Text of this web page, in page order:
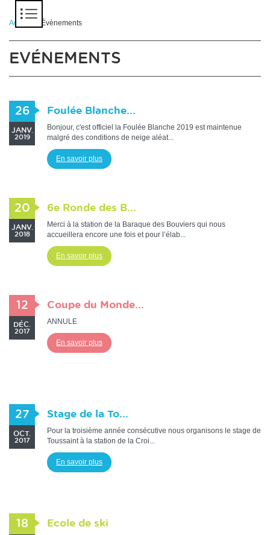
Accueil > Évènements
EVÉNEMENTS
26
JANV.
2019
Foulée Blanche...
Bonjour, c'est officiel la Foulée Blanche 2019 est maintenue
malgré des conditions de neige aléat...
En savoir plus
20
JANV.
2018
6e Ronde des B...
Merci à la station de la Baraque des Bouviers qui nous
accueillera encore une fois et pour l’élab...
En savoir plus
12
DÉC.
2017
Coupe du Monde...
ANNULE
En savoir plus
27
OCT.
2017
Stage de la To...
Pour la troisième année consécutive nous organisons le stage de
Toussaint à la station de la Croi...
En savoir plus
18 Ecole de ski